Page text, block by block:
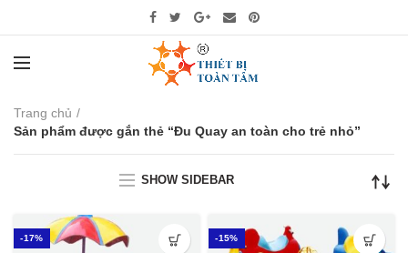
Trang chủ
Sản phẩm được gắn thẻ “Đu Quay an toàn cho trẻ nhỏ”
SHOW SIDEBAR
-17% -15%